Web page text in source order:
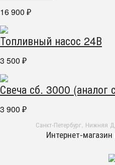
16 900 ₽
Топливный насос 24В
3 500 ₽
Свеча сб. 3000 (аналог
3 900 ₽
Санкт-Петербург, Нижняя
Интернет-